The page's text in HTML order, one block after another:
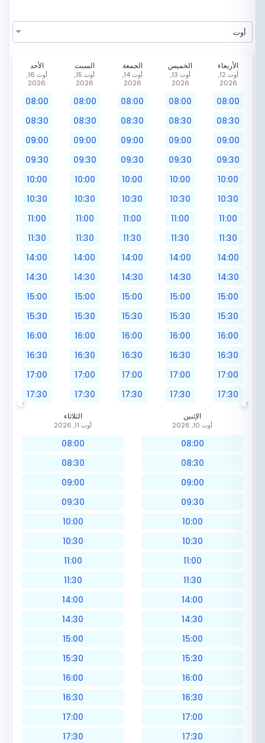
أوت
الأحد
أوت 16,
2026
08:00
08:30
09:00
09:30
10:00
10:30
11:00
11:30
14:00
14:30
15:00
15:30
16:00
16:30
17:00
17:30
السبت
أوت 15,
2026
08:00
08:30
09:00
09:30
10:00
10:30
11:00
11:30
14:00
14:30
15:00
15:30
16:00
16:30
17:00
17:30
الجمعة
أوت 14,
2026
08:00
08:30
09:00
09:30
10:00
10:30
11:00
11:30
14:00
14:30
15:00
15:30
16:00
16:30
17:00
17:30
الخميس
أوت 13,
2026
08:00
08:30
09:00
09:30
10:00
10:30
11:00
11:30
14:00
14:30
15:00
15:30
16:00
16:30
17:00
17:30
الأربعاء
أوت 12,
2026
08:00
08:30
09:00
09:30
10:00
10:30
11:00
11:30
14:00
14:30
15:00
15:30
16:00
16:30
17:00
17:30
الثلاثاء
أوت 11, 2026
08:00
08:30
09:00
09:30
10:00
10:30
11:00
11:30
14:00
14:30
15:00
15:30
16:00
16:30
17:00
17:30
الإثنين
أوت 10, 2026
08:00
08:30
09:00
09:30
10:00
10:30
11:00
11:30
14:00
14:30
15:00
15:30
16:00
16:30
17:00
17:30